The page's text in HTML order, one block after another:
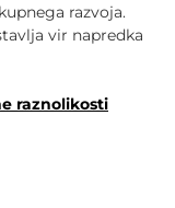
razvoja.
vir napredka
raznolikosti